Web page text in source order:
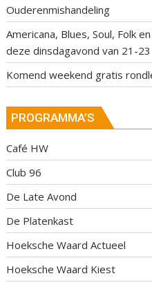
Ouderenmishandeling
Americana, Blues, Soul, Folk
deze dinsdagavond van 21-
Komend weekend gratis
PROGRAMMA’S
Café HW
Club 96
De Late Avond
De Platenkast
Hoeksche Waard Actueel
Hoeksche Waard Kiest